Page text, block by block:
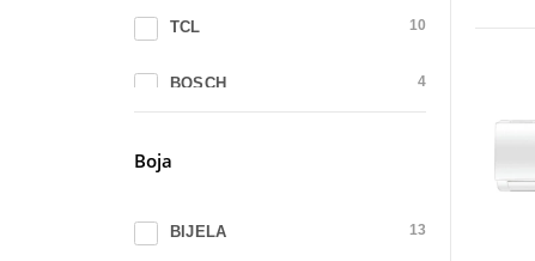
TCL 10
BOSCH 4
Boja
BIJELA 13